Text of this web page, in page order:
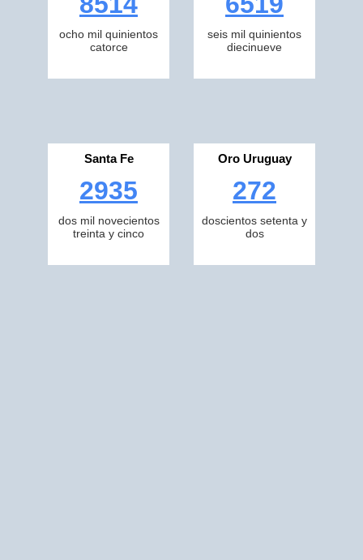
ocho mil quinientos
catorce
seis mil quinientos
diecinueve
Santa Fe
2935
dos mil novecientos
treinta y cinco
Oro Uruguay
272
doscientos setenta y
dos